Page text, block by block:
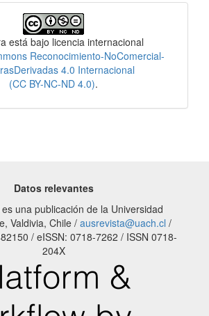
está bajo licencia internacional
Reconocimiento-NoComercial-
4.0 Internacional
(CC BY-NC-ND 4.0).
Datos relevantes
una publicación de la Universidad
Valdivia, Chile /ausrevista@uach.cl /
/ eISSN: 0718-7262 / ISSN 0718-
204X